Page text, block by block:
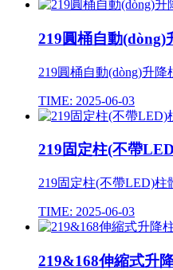
219圓桶自動(dòng)
219圓桶自動(dòng)升降
TIME: 2025-06-03
219固定柱(不帶
219固定柱(不帶LED)柱
TIME: 2025-06-03
219&168伸縮式升